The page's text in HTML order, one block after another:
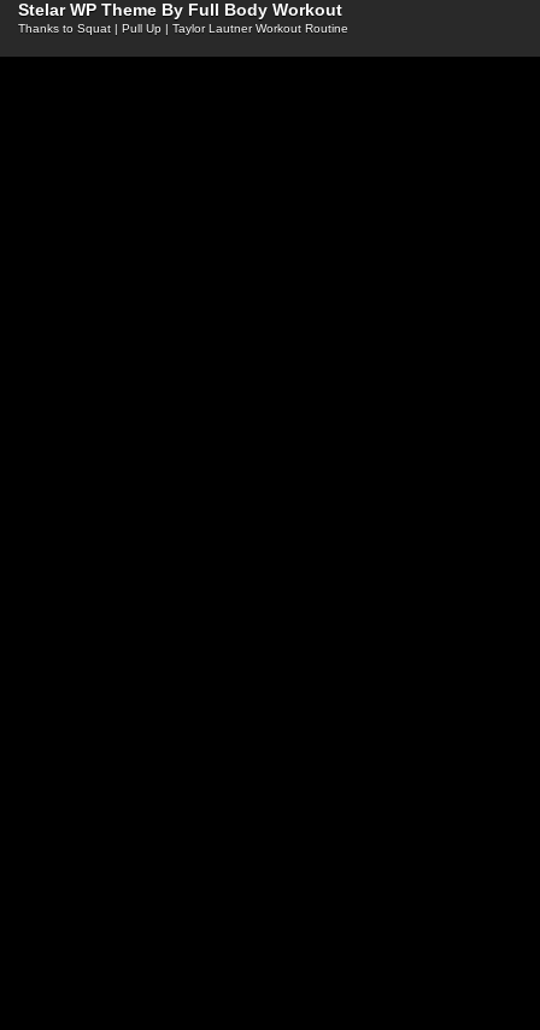
Stelar WP Theme By Full Body Workout
Thanks to Squat | Pull Up | Taylor Lautner Workout Routine